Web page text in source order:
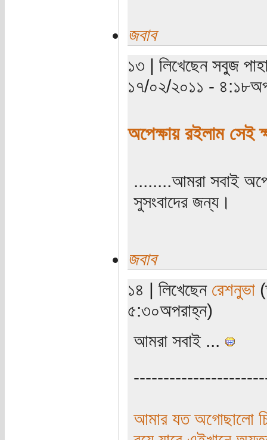
জবাব
১৩ | লিখেছেন সবুজ
১৭/০২/২০১১ -
অপেক্ষায় রইলাম সেই
........আমরা সবাই
সুসংবাদের জন্য।
জবাব
১৪ | লিখেছেন রেশনুভা
৫:৩০অপরাহ্ন)
আমরা সবাই ...
আমার যত অগোছালো